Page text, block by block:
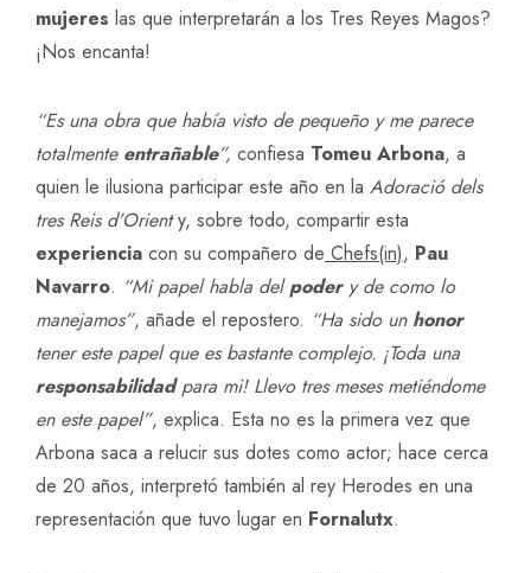
mujeres las que interpretarán a los Tres Reyes Magos?
¡Nos encanta!
“Es una obra que había visto de pequeño y me parece
totalmente entrañable”, confiesa Tomeu Arbona, a
quien le ilusiona participar este año en la Adoració dels
tres Reis d’Orienty, sobre todo, compartir esta
experiencia con su compañero de Chefs(in), Pau
Navarro. “Mi papel habla delpodery de como lo
manejamos”, añade el repostero. “Ha sido un honor
tener este papel que es bastante complejo. ¡Toda una
responsabilidadpara mi! Llevo tres meses metiéndome
en este papel”, explica. Esta no es la primera vez que
Arbona saca a relucir sus dotes como actor; hace cerca
de 20 años, interpretó también al rey Herodes en una
representación que tuvo lugar en Fornalutx.